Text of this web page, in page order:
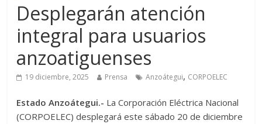
Desplegarán atención
integral para usuarios
anzoatiguenses
19 diciembre, 2025 Prensa Anzoátegui, CORPOELEC
Estado Anzoátegui.- La Corporación Eléctrica Nacional
(CORPOELEC) desplegará este sábado 20 de diciembre